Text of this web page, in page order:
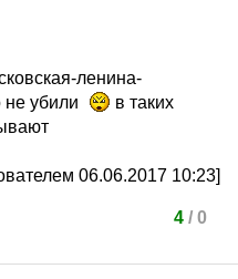
ленина-
не убили
в таких
06.06.2017 10:23]
4/ 0